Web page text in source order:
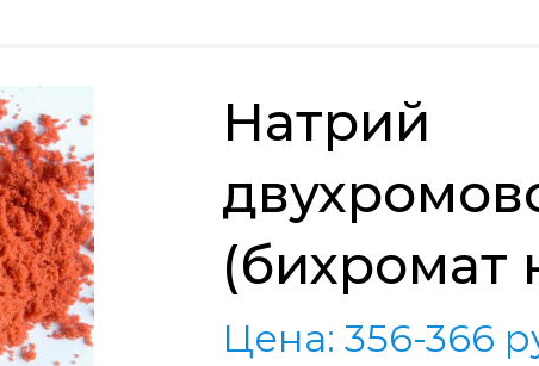
Натрий
(бихромат
Цена: 356-366